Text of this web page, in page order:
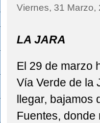
Viernes, 31 Marzo,
LA JARA
El 29 de marzo
Vía Verde de la
llegar,
Fuentes,